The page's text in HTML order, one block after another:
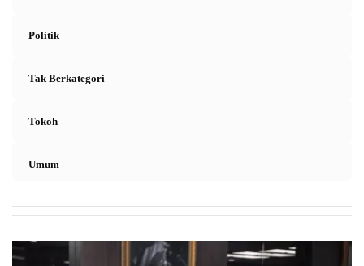
Politik
Tak Berkategori
Tokoh
Umum